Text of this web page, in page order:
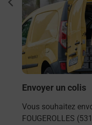
Envoyer un colis
Vous souhaitez
FOUGEROLLES